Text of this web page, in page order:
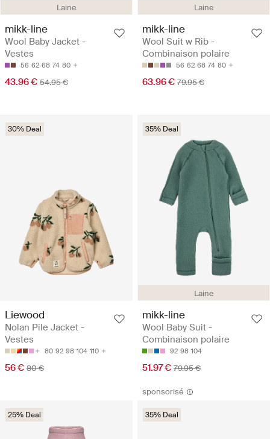
Laine
mikk-line
Wool Baby Jacket -
Vestes
56 62 68 74 80
43.96 € 54.95 €
Laine
mikk-line
Wool Suit w Rib -
Combinaison polaire
56 62 68 74 80
63.96 € 79.95 €
30% Deal
Liewood
Nolan Pile Jacket -
Vestes
80 92 98 104 110
56 € 80 €
Laine
35% Deal
mikk-line
Wool Baby Suit -
Combinaison polaire
92 98 104
51.97 € 79.95 €
25% Deal
sponsorisé
35% Deal